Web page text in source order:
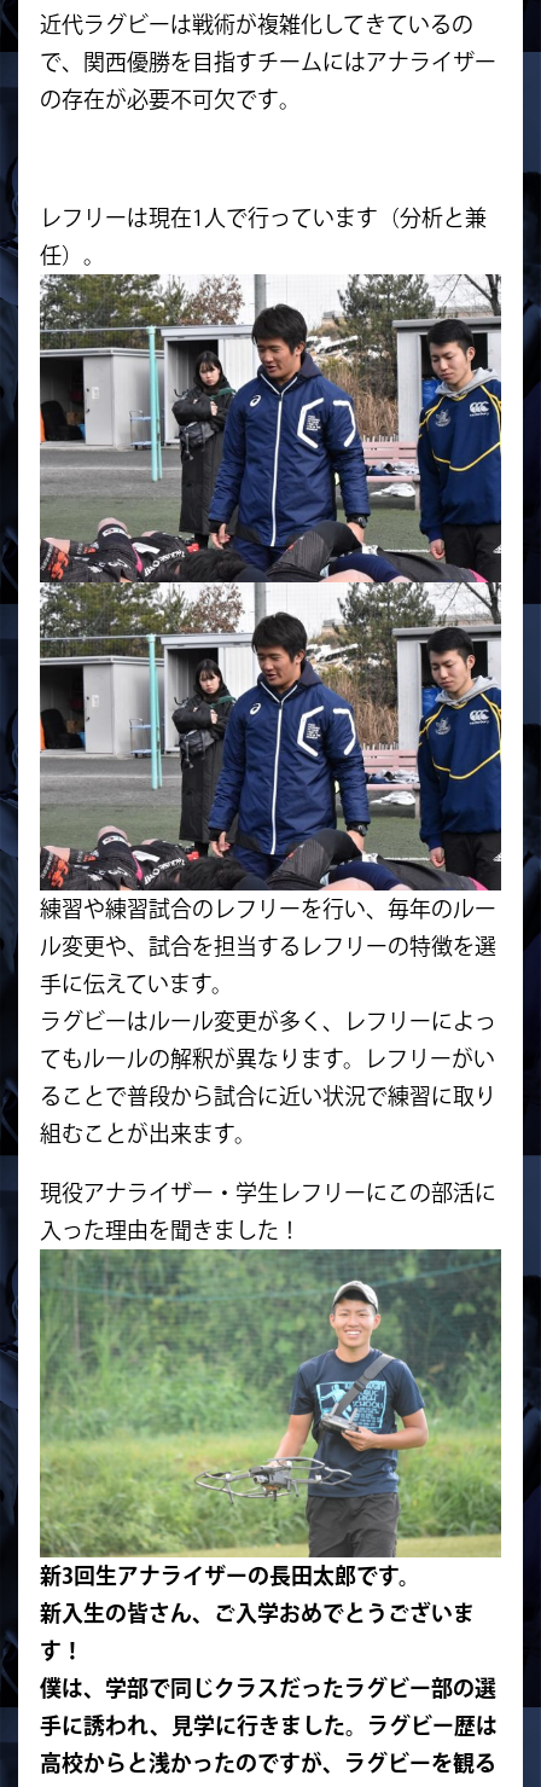
近代ラグビーは戦術が複雑化してきているの
で、
関西優勝を目指すチームにはアナライザー
の存在が必要不可欠です。
レフリーは現在1人で行っています（分析と兼
任）。
練習や練習試合のレフリーを行い、毎年のルー
ル変更や、 試合を担当するレフリーの特徴を選
手に伝えています。
ラグビーはルール変更が多く、
レフリーによっ
てもルールの解釈が異なります。
レフリーがい
ることで普段から試合に近い状況で練習に取り
組むこ とが出来ます。
現役アナライザー・学生レフリーにこの部活に
入った理由を聞きました！
新3回生アナライザーの長田太郎です。
新入生の皆さん、ご入学おめでとうございま
す！
僕は、 学部で同じクラスだったラグビー部の選
手に誘われ、見学に行きました。ラグビー歴は
高校からと浅かったのですが、
ラグビーを観る